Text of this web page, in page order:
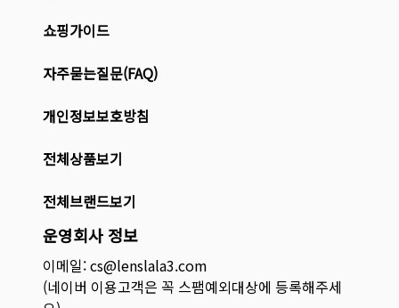
쇼핑가이드
자주묻는질문(FAQ)
개인정보보호방침
전체상품보기
전체브랜드보기
운영회사 정보
이메일: cs@lenslala3.com
(네이버 이용고객은 꼭 스팸예외대상에 등록해주세